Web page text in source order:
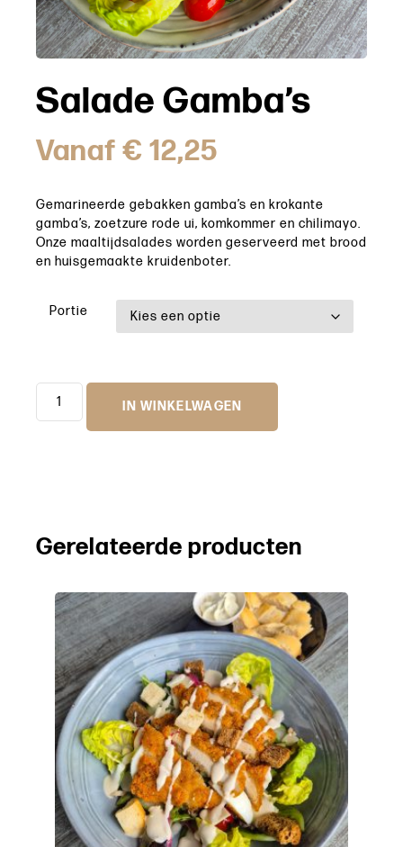
Salade Gamba’s
Vanaf € 12,25
Gemarineerde gebakken gamba’s en krokante
gamba’s, zoetzure rode ui, komkommer en chilimayo.
Onze maaltijdsalades worden geserveerd met brood
en huisgemaakte kruidenboter.
Portie
IN WINKELWAGEN
Gerelateerde producten